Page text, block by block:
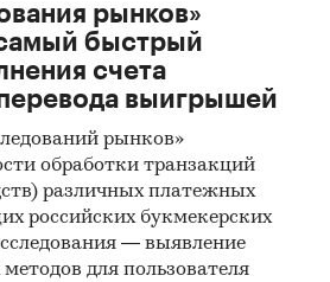
рынков»
быстрый
счета
выигрышей
рынков»
обработки транзакций
различных платежных
российских букмекерских
— выявление
для пользователя